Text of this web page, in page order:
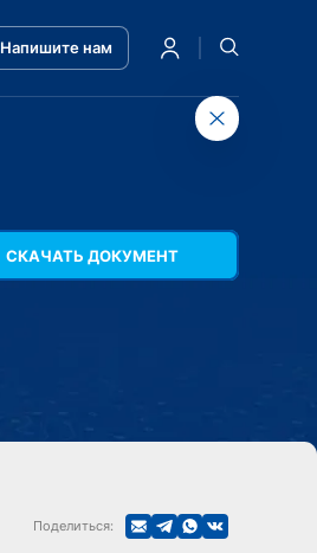
Напишите нам
СКАЧАТЬ ДОКУМЕНТ
Поделиться: